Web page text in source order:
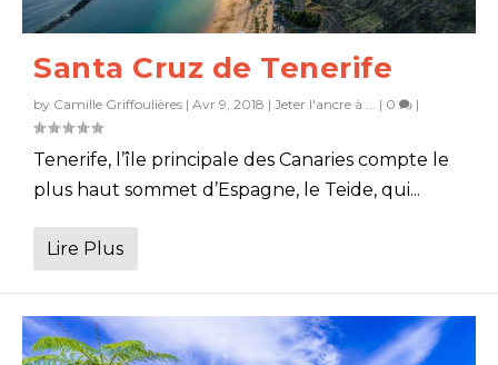
Santa Cruz de Tenerife
by Camille Griffoulières | Avr 9, 2018 | Jeter l'ancre à ... | 0 |
Tenerife, l’île principale des Canaries compte le
plus haut sommet d’Espagne, le Teide, qui...
Lire Plus